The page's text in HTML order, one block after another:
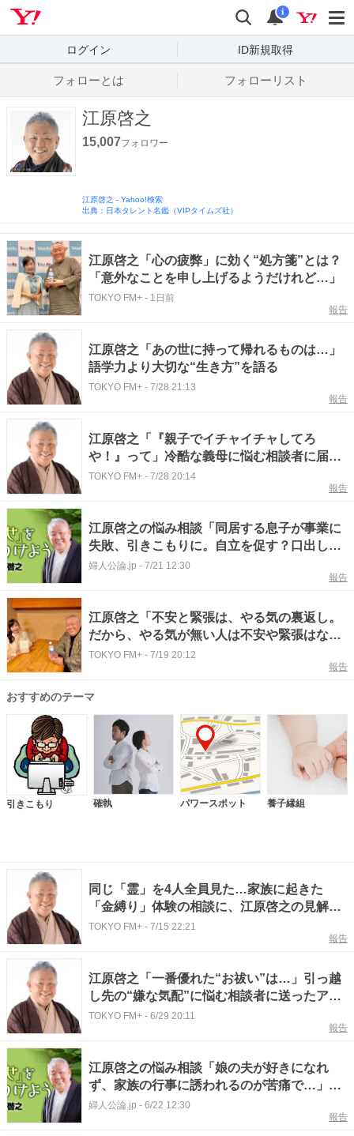
検索
通知
i
ログイン ID新規取得
フォローとは フォローリスト
江原啓之
15,007フォロワー
江原啓之 - Yahoo!検索
出典：日本タレント名鑑（VIPタイムズ社）
江原啓之「心の疲弊」に効く“処方箋”とは？
「意外なことを申し上げるようだけれど…」
TOKYO FM+ - 1日前
報告
江原啓之「あの世に持って帰れるものは…」
語学力より大切な“生き方”を語る
TOKYO FM+ - 7/28 21:13
報告
江原啓之「『親子でイチャイチャしてろ
や！』って」冷酷な義母に悩む相談者に届け
たアドバイスとは？
TOKYO FM+ - 7/28 20:14
報告
江原啓之の悩み相談「同居する息子が事業に
失敗、引きこもりに。自立を促す？口出しせ
ず待つ？」親がいつまでも元気とは限らな
婦人公論.jp - 7/21 12:30
報告
江原啓之「不安と緊張は、やる気の裏返し。
だから、やる気が無い人は不安や緊張はない
と思うんですよ」
TOKYO FM+ - 7/19 20:12
報告
おすすめのテーマ
引きこもり 確執 パワースポット 養子縁組
同じ「霊」を4人全員見た…家族に起きた
「金縛り」体験の相談に、江原啓之の見解
は？
TOKYO FM+ - 7/15 22:21
報告
江原啓之「一番優れた“お祓い”は…」引っ越
し先の“嫌な気配”に悩む相談者に送ったアド
バイスとは？
TOKYO FM+ - 6/29 20:11
報告
江原啓之の悩み相談「娘の夫が好きになれ
ず、家族の行事に誘われるのが苦痛で…」相
手は友だちではなく婿。多少の我慢はお互い
婦人公論.jp - 6/22 12:30
報告